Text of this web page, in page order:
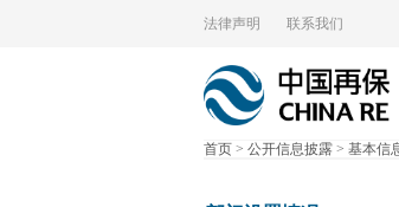
法律声明 联系我们
首页 > 公开信息披露 > 基本信